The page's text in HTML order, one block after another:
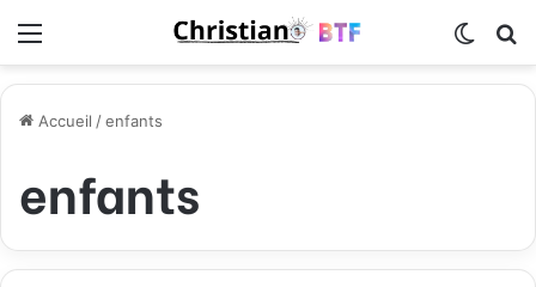
Accueil /enfants
enfants